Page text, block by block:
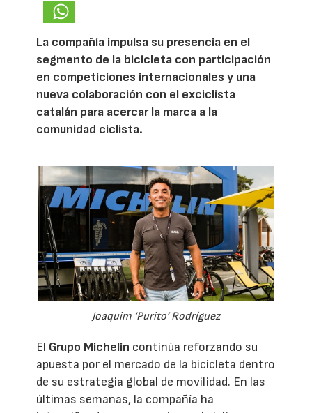
La compañía impulsa su presencia en el
segmento de la bicicleta con participación
en competiciones internacionales y una
nueva colaboración con el exciclista
catalán para acercar la marca a la
comunidad ciclista.
Joaquim ‘Purito’ Rodríguez
El Grupo Michelin continúa reforzando su
apuesta por el mercado de la bicicleta dentro
de su estrategia global de movilidad. En las
últimas semanas, la compañía ha